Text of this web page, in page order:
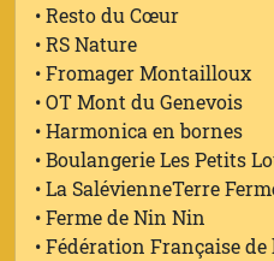
• Resto du Cœur
• RS Nature
• Fromager Montailloux
• OT Mont du Genevois
• Harmonica en bornes
• Boulangerie Les Petits
• La SalévienneTerre
• Ferme de Nin Nin
• Fédération Française